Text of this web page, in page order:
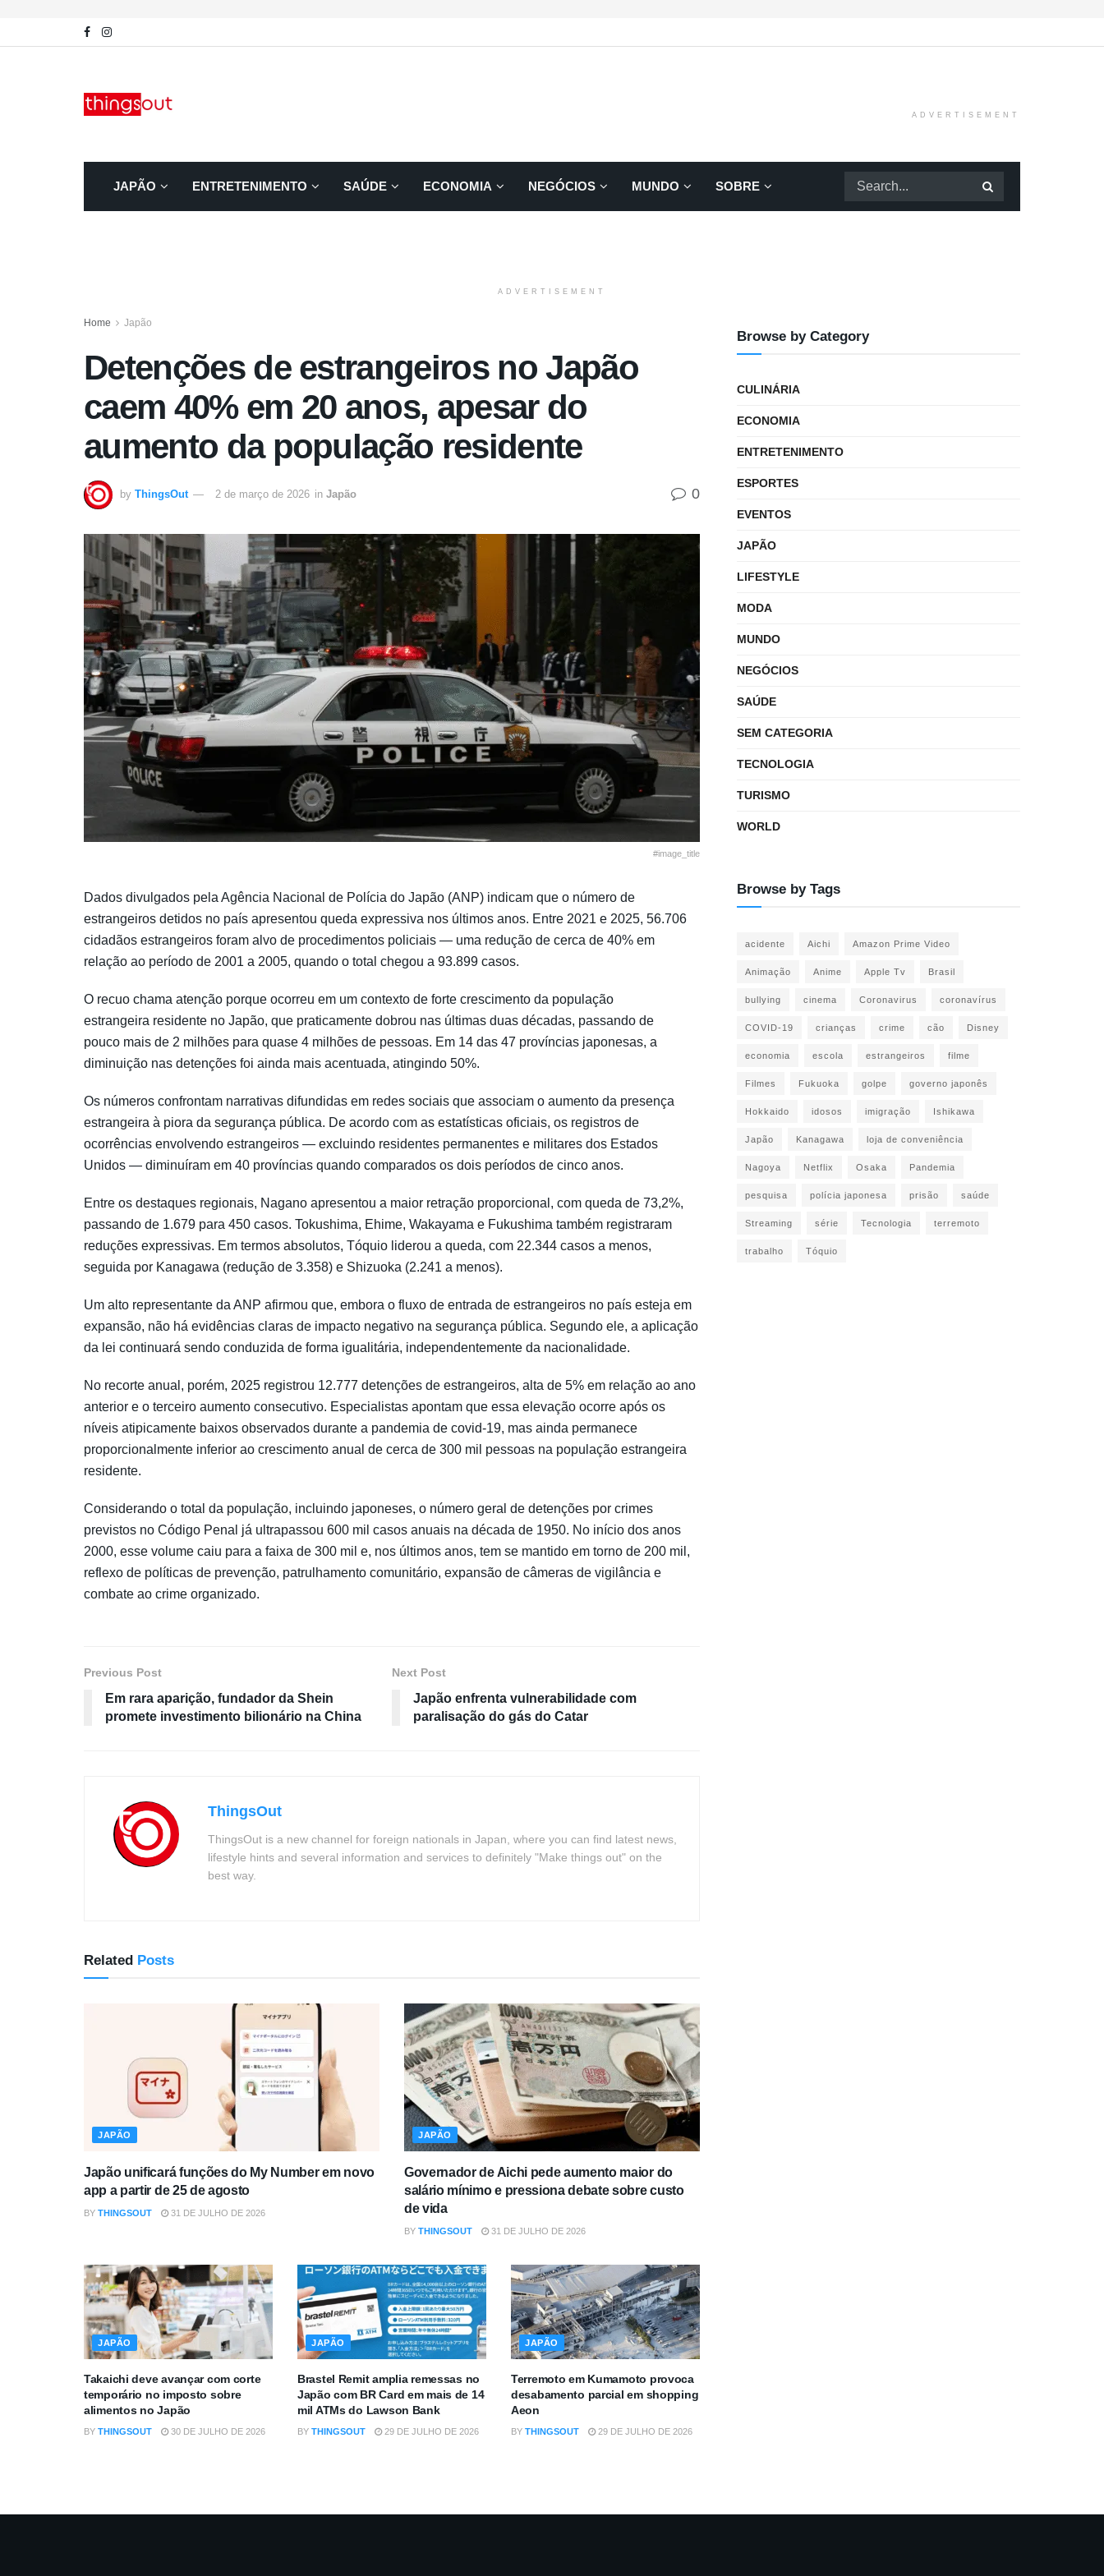
ADVERTISEMENT
JAPÃO ENTRETENIMENTO SAÚDE ECONOMIA NEGÓCIOS MUNDO SOBRE
ADVERTISEMENT
Home Japão
Detenções de estrangeiros no Japão
caem 40% em 20 anos, apesar do
aumento da população residente
by ThingsOut 2 de março de 2026 in Japão 0
#image_title
Dados divulgados pela Agência Nacional de Polícia do Japão (ANP) indicam que o número de
estrangeiros detidos no país apresentou queda expressiva nos últimos anos. Entre 2021 e 2025, 56.706
cidadãos estrangeiros foram alvo de procedimentos policiais — uma redução de cerca de 40% em
relação ao período de 2001 a 2005, quando o total chegou a 93.899 casos.
O recuo chama atenção porque ocorreu em um contexto de forte crescimento da população
estrangeira residente no Japão, que praticamente dobrou nas últimas duas décadas, passando de
pouco mais de 2 milhões para quase 4 milhões de pessoas. Em 14 das 47 províncias japonesas, a
diminuição nas detenções foi ainda mais acentuada, atingindo 50%.
Os números confrontam narrativas difundidas em redes sociais que associam o aumento da presença
estrangeira à piora da segurança pública. De acordo com as estatísticas oficiais, os registros de
ocorrências envolvendo estrangeiros — excluindo residentes permanentes e militares dos Estados
Unidos — diminuíram em 40 províncias quando comparados os dois períodos de cinco anos.
Entre os destaques regionais, Nagano apresentou a maior retração proporcional, com queda de 73,2%,
passando de 1.679 para 450 casos. Tokushima, Ehime, Wakayama e Fukushima também registraram
reduções expressivas. Em termos absolutos, Tóquio liderou a queda, com 22.344 casos a menos,
seguida por Kanagawa (redução de 3.358) e Shizuoka (2.241 a menos).
Um alto representante da ANP afirmou que, embora o fluxo de entrada de estrangeiros no país esteja em
expansão, não há evidências claras de impacto negativo na segurança pública. Segundo ele, a aplicação
da lei continuará sendo conduzida de forma igualitária, independentemente da nacionalidade.
No recorte anual, porém, 2025 registrou 12.777 detenções de estrangeiros, alta de 5% em relação ao ano
anterior e o terceiro aumento consecutivo. Especialistas apontam que essa elevação ocorre após os
níveis atipicamente baixos observados durante a pandemia de covid-19, mas ainda permanece
proporcionalmente inferior ao crescimento anual de cerca de 300 mil pessoas na população estrangeira
residente.
Considerando o total da população, incluindo japoneses, o número geral de detenções por crimes
previstos no Código Penal já ultrapassou 600 mil casos anuais na década de 1950. No início dos anos
2000, esse volume caiu para a faixa de 300 mil e, nos últimos anos, tem se mantido em torno de 200 mil,
reflexo de políticas de prevenção, patrulhamento comunitário, expansão de câmeras de vigilância e
combate ao crime organizado.
Previous Post
Em rara aparição, fundador da Shein
promete investimento bilionário na China
Next Post
Japão enfrenta vulnerabilidade com
paralisação do gás do Catar
ThingsOut
ThingsOut is a new channel for foreign nationals in Japan, where you can find latest news,
lifestyle hints and several information and services to definitely "Make things out" on the
best way.
Related Posts
JAPÃO
Japão unificará funções do My Number em novo
app a partir de 25 de agosto
BY THINGSOUT 31 DE JULHO DE 2026
JAPÃO
Governador de Aichi pede aumento maior do
salário mínimo e pressiona debate sobre custo
de vida
BY THINGSOUT 31 DE JULHO DE 2026
JAPÃO
Takaichi deve avançar com corte
temporário no imposto sobre
alimentos no Japão
BY THINGSOUT 30 DE JULHO DE 2026
JAPÃO
Brastel Remit amplia remessas no
Japão com BR Card em mais de 14
mil ATMs do Lawson Bank
BY THINGSOUT 29 DE JULHO DE 2026
JAPÃO
Terremoto em Kumamoto provoca
desabamento parcial em shopping
Aeon
BY THINGSOUT 29 DE JULHO DE 2026
Browse by Category
CULINÁRIA
ECONOMIA
ENTRETENIMENTO
ESPORTES
EVENTOS
JAPÃO
LIFESTYLE
MODA
MUNDO
NEGÓCIOS
SAÚDE
SEM CATEGORIA
TECNOLOGIA
TURISMO
WORLD
Browse by Tags
acidente Aichi Amazon Prime Video
Animação Anime Apple Tv Brasil
bullying cinema Coronavirus coronavírus
COVID-19 crianças crime cão Disney
economia escola estrangeiros filme
Filmes Fukuoka golpe governo japonês
Hokkaido idosos imigração Ishikawa
Japão Kanagawa loja de conveniência
Nagoya Netflix Osaka Pandemia
pesquisa polícia japonesa prisão saúde
Streaming série Tecnologia terremoto
trabalho Tóquio